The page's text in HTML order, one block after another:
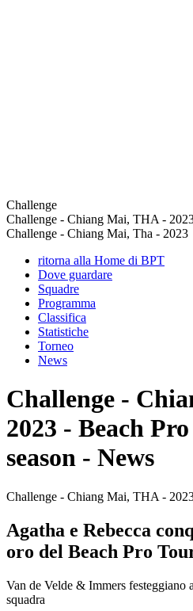
Challenge
Challenge - Chiang Mai, THA -
Challenge - Chiang Mai, Tha - 2023
ritorna alla Home di BPT
Dove guardare
Squadre
Programma
Classifica
Statistiche
Torneo
News
Challenge -
2023 - Beach
season - News
Challenge - Chiang Mai, THA -
Agatha e Rebecca
oro del Beach Pro
Van de Velde & Immers
squadra